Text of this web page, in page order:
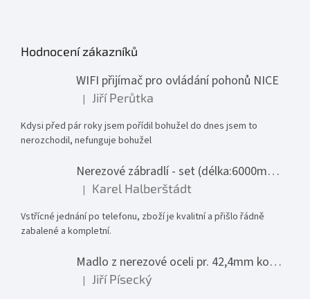
Hodnocení zákazníků
WIFI přijímač pro ovládání pohonů NICE
Hodnocení produktu je 1 z 5 hvězdiček.
| Jiří Perůtka
Kdysi před pár roky jsem pořídil bohužel do dnes jsem to
nerozchodil, nefunguje bohužel
Nerezové zábradlí - set (délka:6000mm x výška:1000mm)
Hodnocení produktu je 5 z 5 hvězdiček.
| Karel Halberštádt
Vstřícné jednání po telefonu, zboží je kvalitní a přišlo řádně
zabalené a kompletní.
Madlo z nerezové oceli pr. 42,4mm komplet - model 0116 - 3000mm
Hodnocení produktu je 5 z 5 hvězdiček.
| Jiří Písecký